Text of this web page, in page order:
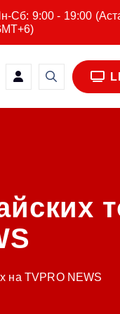
Сб: 9:00 - 19:00
на TVPRO NEWS